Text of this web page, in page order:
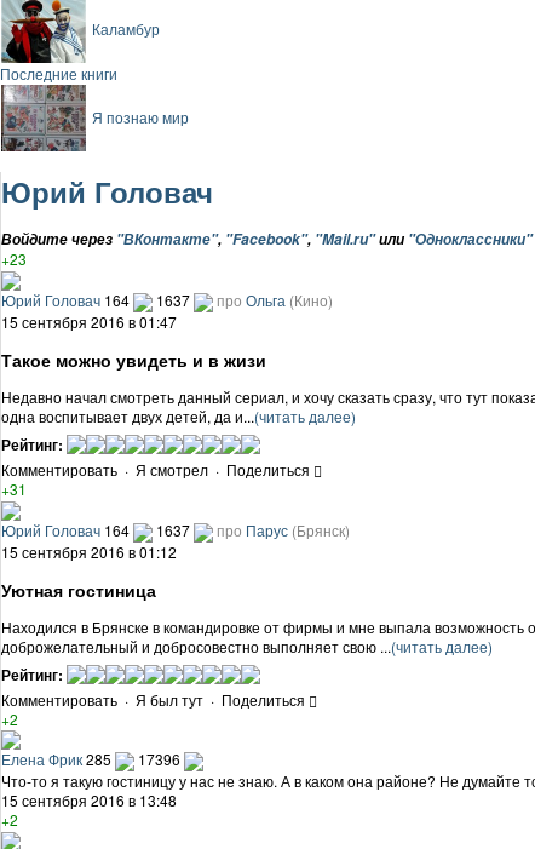
Каламбур
Последние книги
Я познаю мир
Юрий Головач
Войдите через "ВКонтакте", "Facebook", "Mail.ru"или "Одноклассники"
+23
Юрий Головач 164 1637 про Ольга (Кино)
15 сентября 2016 в 01:47
Такое можно увидеть и в жизи
Недавно начал смотреть данный сериал, и хочу сказать сразу, что тут
одна воспитывает двух детей, да и...(читать далее)
Рейтинг:
Комментировать · Я смотрел · Поделиться
+31
Юрий Головач 164 1637 про Парус (Брянск)
15 сентября 2016 в 01:12
Уютная гостиница
Находился в Брянске в командировке от фирмы и мне выпала возможность
доброжелательный и добросовестно выполняет свою ...(читать далее)
Рейтинг:
Комментировать · Я был тут · Поделиться
+2
Елена Фрик285
17396
Что-то я такую гостиницу у нас не знаю. А в каком она районе? Не думайте
15 сентября 2016 в 13:48
+2